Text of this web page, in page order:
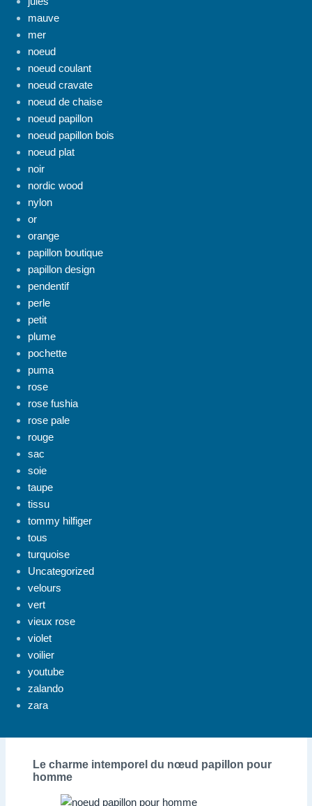
mauve
mer
noeud
noeud coulant
noeud cravate
noeud de chaise
noeud papillon
noeud papillon bois
noeud plat
noir
nordic wood
nylon
or
orange
papillon boutique
papillon design
pendentif
perle
petit
plume
pochette
puma
rose
rose fushia
rose pale
rouge
sac
soie
taupe
tissu
tommy hilfiger
tous
turquoise
Uncategorized
velours
vert
vieux rose
violet
voilier
youtube
zalando
zara
Le charme intemporel du nœud papillon pour
homme